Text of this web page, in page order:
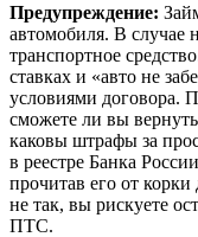
Предупреждение:
автомобиля. В случае
транспортное
ставках и «авто не
условиями договора.
сможете ли вы
каковы штрафы за
в реестре Банка
прочитав его от
не так, вы рискуете
ПТС.